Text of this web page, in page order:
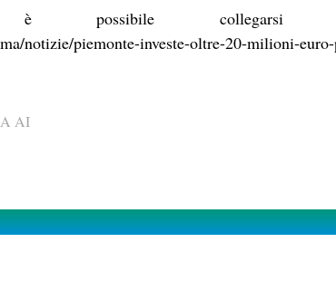
collegarsi
notizie/piemonte-investe-oltre-20-milioni-
AI